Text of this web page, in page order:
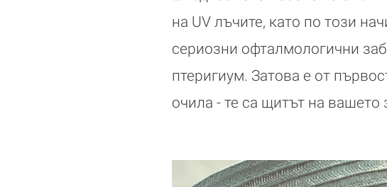
на UV лъчите, като по този
сериозни офталмологични
птеригиум. Затова е от
очила - те са щитът на вашето